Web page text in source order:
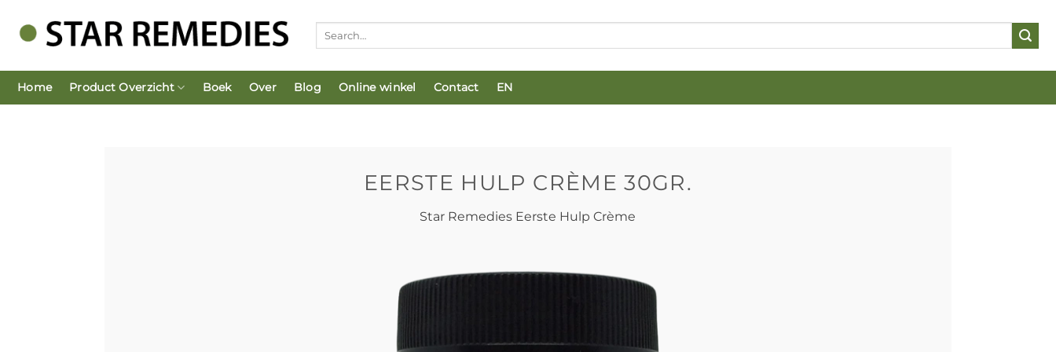
naar
Home Product Overzicht Boek Over Blog Online winkel Contact EN
EERSTE HULP CRÈME 30GR.
Star Remedies Eerste Hulp Crème